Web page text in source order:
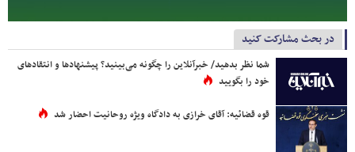
در بحث مشارکت کنید
شما نظر بدهید/ خبرآنلاین را چگونه می‌بینید؟ پیشنهادها و انتقادهای
خود را بگویید
قوه قضائیه: آقای خرازی به دادگاه ویژه روحانیت احضار شد